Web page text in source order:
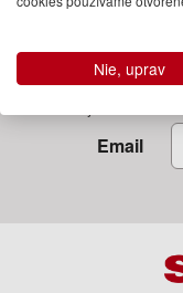
Email
Nie, uprav